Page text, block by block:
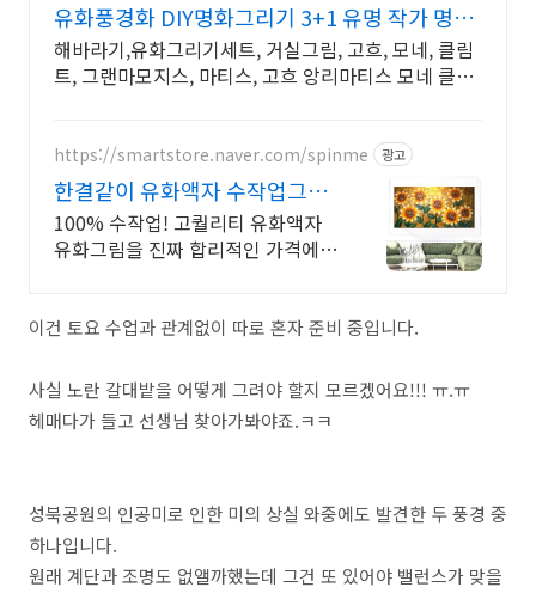
유화풍경화 DIY명화그리기 3+1 유명 작가 명화
모음전
해바라기,유화그리기세트, 거실그림, 고흐, 모네, 클림
트, 그랜마모지스, 마티스, 고흐 앙리마티스 모네 클림
https://smartstore.naver.com/spinme 광고
한결같이 유화액자 수작업그림
무료배송,사은품가득,쿠폰할인
100% 수작업! 고퀄리티 유화액자
유화그림을 진짜 합리적인 가격에
이건 토요 수업과 관계없이 따로 혼자 준비 중입니다.
사실 노란 갈대밭을 어떻게 그려야 할지 모르겠어요!!! ㅠ.ㅠ
헤매다가 들고 선생님 찾아가봐야죠.ㅋㅋ
성북공원의 인공미로 인한 미의 상실 와중에도 발견한 두 풍경 중
하나입니다.
원래 계단과 조명도 없앨까했는데 그건 또 있어야 밸런스가 맞을